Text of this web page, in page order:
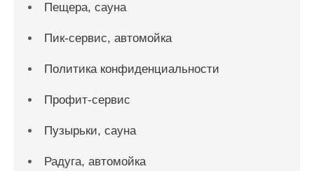
Пещера, сауна
Пик-сервис, автомойка
Политика конфиденциальности
Профит-сервис
Пузырьки, сауна
Радуга, автомойка